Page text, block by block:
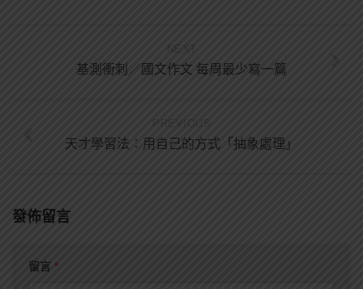
NEXT
基測衝刺／國文作文 每周最少寫一篇
PREVIOUS
天才學習法：用自己的方式「抽象處理」
發佈留言
留言 *